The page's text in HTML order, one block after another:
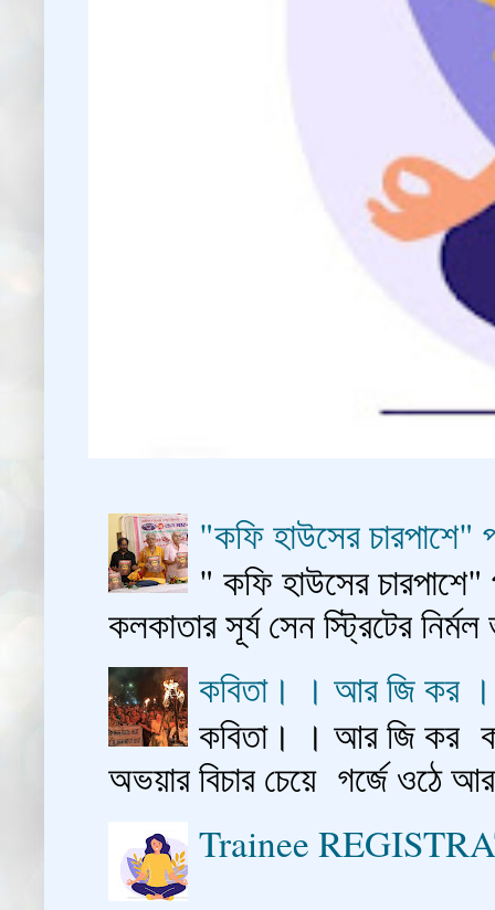
"কফি হাউসের
" কফি হাউসের
কলকাতার সূর্য সেন স্ট্রিটের
কবিতা। । আর জি কর
কবিতা। । আর জি কর
অভয়ার বিচার চেয়ে গর্জে
Trainee